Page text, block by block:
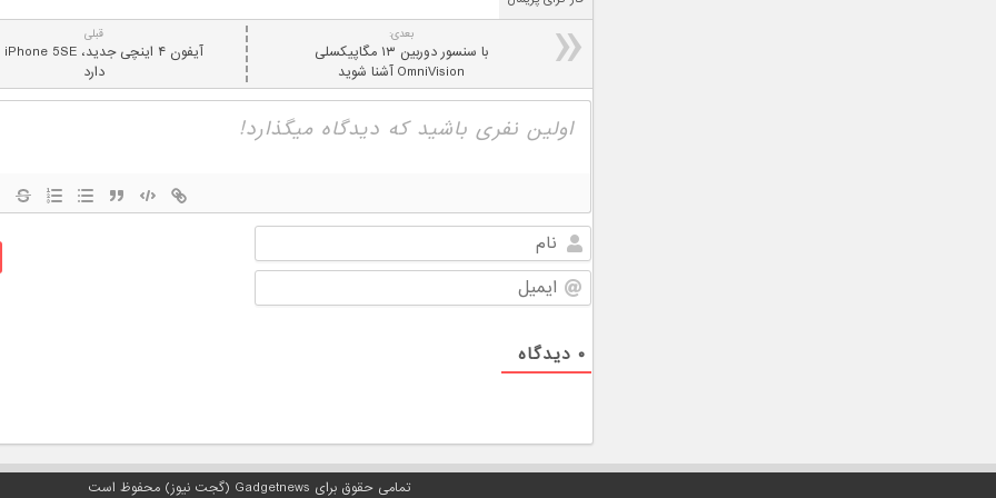
قبلی
دارد
بعدی:
با سنسور دوربین ۱۳ مگاپیکسلی
OmniVision آشنا شوید
نام
ایمیل
۰ دیدگاه
تمامی حقوق برای Gadgetnews (گجت نیوز) محفوظ است